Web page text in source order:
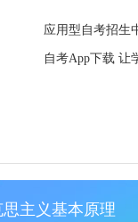
应用型自考招生
自考App下载 让
主义基本原理